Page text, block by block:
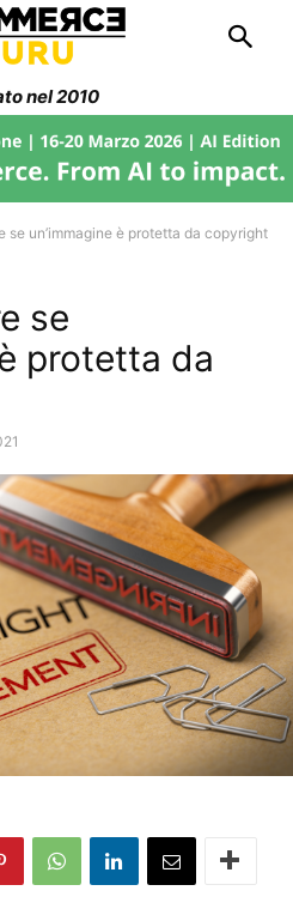
nel 2010
se un’immagine è protetta da copyright
se
protetta da